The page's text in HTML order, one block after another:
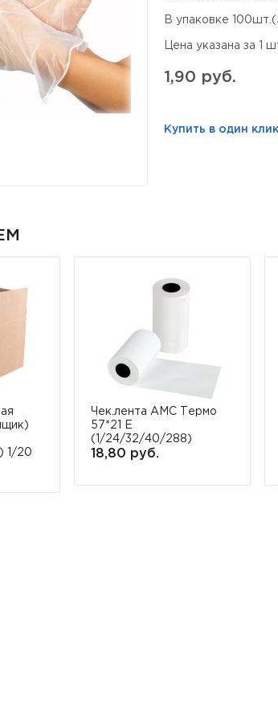
В упаковке
Цена указана за 1
1,90 руб.
Купить в один клик
1/20
Чек.лента АМС Термо
57*21 Е
(1/24/32/40/288)
18,80 руб.